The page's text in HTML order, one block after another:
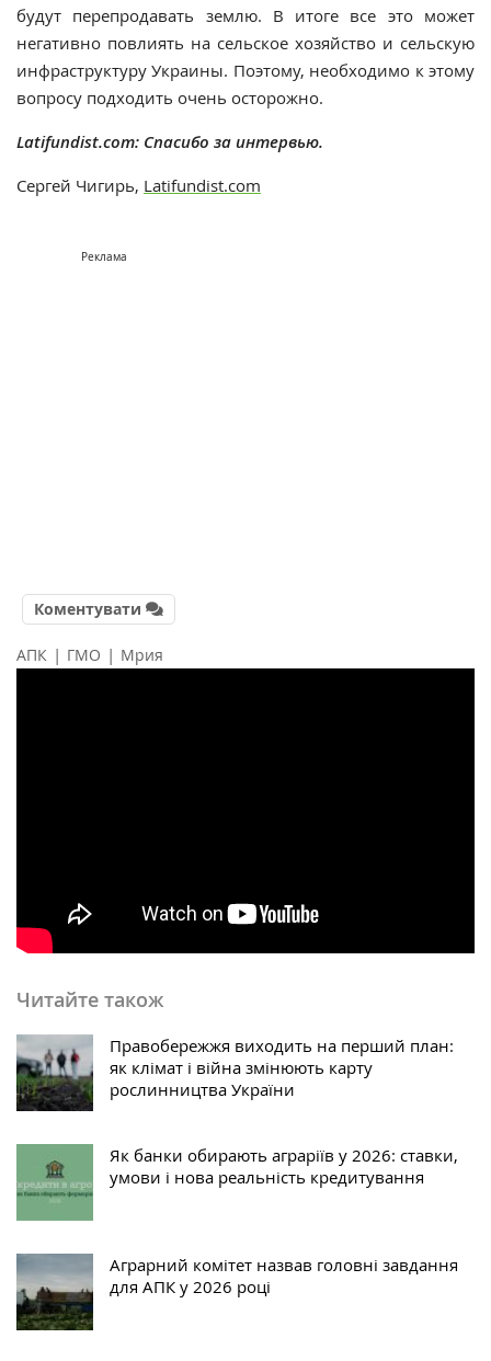
будут перепродавать землю. В итоге все это может
негативно повлиять на сельское хозяйство и сельскую
инфраструктуру Украины. Поэтому, необходимо к этому
вопросу подходить очень осторожно.
Latifundist.com: Спасибо за интервью.
Сергей Чигирь, Latifundist.com
Реклама
Коментувати
АПК | ГМО | Мрия
Читайте також
Правобережжя виходить на перший план:
як клімат і війна змінюють карту
рослинництва України
Як банки обирають аграріїв у 2026: ставки,
умови і нова реальність кредитування
Аграрний комітет назвав головні завдання
для АПК у 2026 році